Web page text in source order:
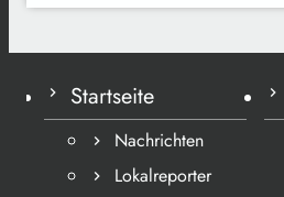
Startseite
Nachrichten
Lokalreporter